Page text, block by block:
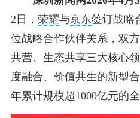
2日， 荣耀与京东签订战略
位战略合作伙伴关系，双
共营、生态共享三大核心
度融合、价值共生的新型
年累计规模超1000亿元的